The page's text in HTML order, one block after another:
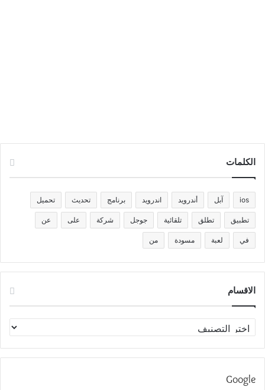
الكلمات
ios آبل أندرويد اندرويد برنامج تحديث تحميل
تطبيق تطلق تلقائية جوجل شركة على عن
في لعبة مسودة من
الاقسام
الاقسام
Google